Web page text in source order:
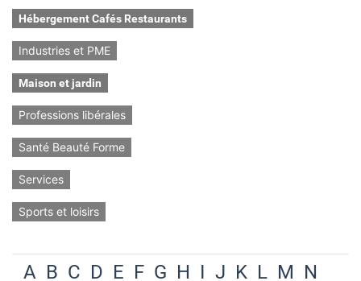
Hébergement Cafés Restaurants
Industries et PME
Maison et jardin
Professions libérales
Santé Beauté Forme
Services
Sports et loisirs
A B C D E F G H I J K L M N